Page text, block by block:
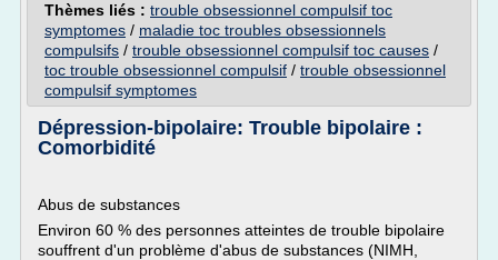
Thèmes liés : trouble obsessionnel compulsif toc
symptomes / maladie toc troubles obsessionnels
compulsifs / trouble obsessionnel compulsif toc causes /
toc trouble obsessionnel compulsif / trouble obsessionnel
compulsif symptomes
Dépression-bipolaire: Trouble bipolaire :
Comorbidité
Abus de substances
Environ 60 % des personnes atteintes de trouble bipolaire
souffrent d'un problème d'abus de substances (NIMH,